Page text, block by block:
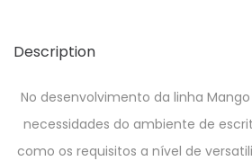
Description
No desenvolvimento da linha
necessidades do ambiente de
como os requisitos a nível de